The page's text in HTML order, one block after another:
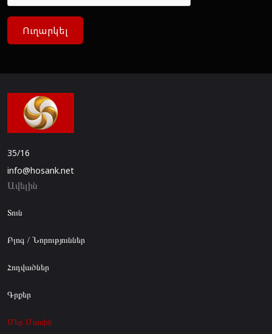
Ուղարկել
35/16
info@hosank.net
Ավելին
Տուն
Բլոգ / Նորություններ
Հոդվածներ
Գրքեր
Մեր Մասին